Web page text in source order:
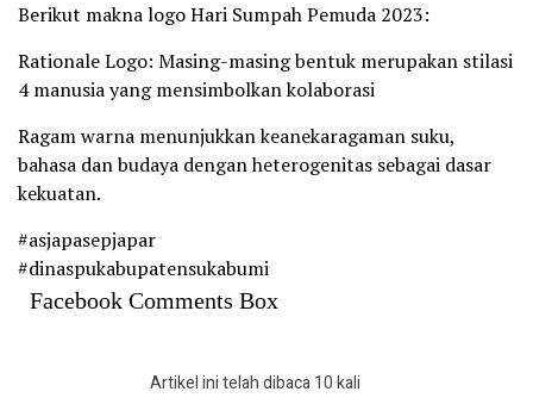
Berikut makna logo Hari Sumpah Pemuda 2023:
Rationale Logo: Masing-masing bentuk merupakan stilasi
4 manusia yang mensimbolkan kolaborasi
Ragam warna menunjukkan keanekaragaman suku,
bahasa dan budaya dengan heterogenitas sebagai dasar
kekuatan.
#asjapasepjapar
#dinaspukabupatensukabumi
Facebook Comments Box
Artikel ini telah dibaca 10 kali